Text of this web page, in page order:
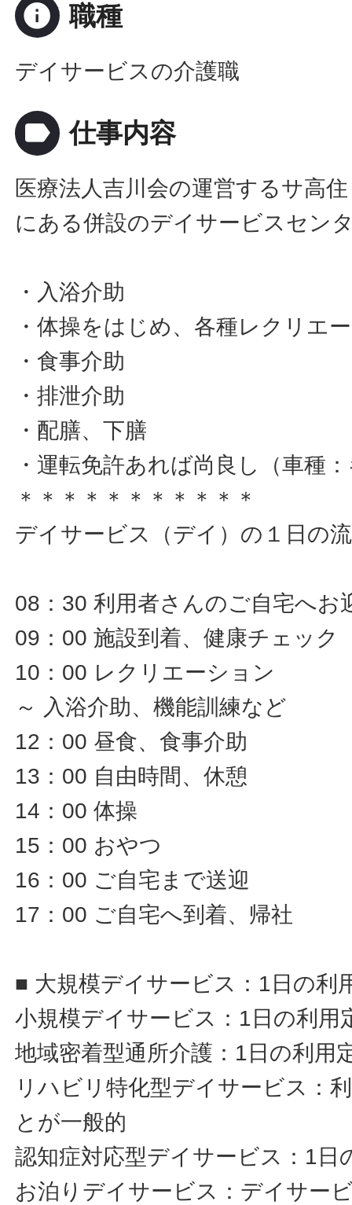
info 職種
デイサービスの介護職
label 仕事内容
医療法人吉川会の運営するサ高
にある併設のデイサービスセン
・入浴介助
・体操をはじめ、各種レクリエ
・食事介助
・排泄介助
・配膳、下膳
・運転免許あれば尚良し（車種
＊＊＊＊＊＊＊＊＊＊＊
デイサービス（デイ）の１日の
08：30 利用者さんのご自宅へお
09：00 施設到着、健康チェック
10：00 レクリエーション
～ 入浴介助、機能訓練など
12：00 昼食、食事介助
13：00 自由時間、休憩
14：00 体操
15：00 おやつ
16：00 ご自宅まで送迎
17：00 ご自宅へ到着、帰社
■ 大規模デイサービス：1日の利
小規模デイサービス：1日の利用
地域密着型通所介護：1日の利用
リハビリ特化型デイサービス：
とが一般的
認知症対応型デイサービス：1日
お泊りデイサービス：デイサー